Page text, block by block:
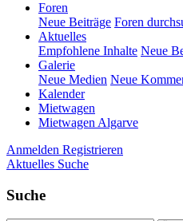
Foren
Neue Beiträge Foren
Aktuelles
Empfohlene Inhalte Neue
Galerie
Neue Medien Neue
Kalender
Mietwagen
Mietwagen Algarve
Anmelden Registrieren
Aktuelles Suche
Suche